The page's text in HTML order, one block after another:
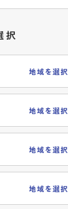
択
地域を選択
地域を選択
地域を選択
地域を選択